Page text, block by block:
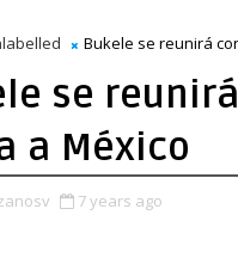
Bukele se reunirá
se
a México
7 years ago